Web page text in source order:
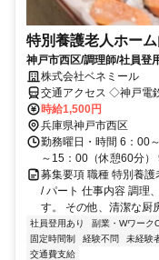
特別養護老人ホー
神戸市西区/調理師/社員登
株式会社ベネミール
交通アクセス ◇神戸電
時給1,500円
兵庫県神戸市西区
勤務曜日・時間 6：00
～15：00（休憩60分）
募集要項 職種 特別養
/ パート 仕事内容 調理
す。 その他、清潔な厨
社員登用あり 副業・Wワーク
固定時間制
経験不問 未経験
交通費支給